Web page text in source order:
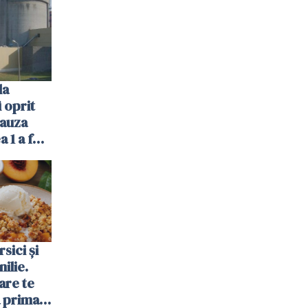
oprit
a fost
și
te
prima